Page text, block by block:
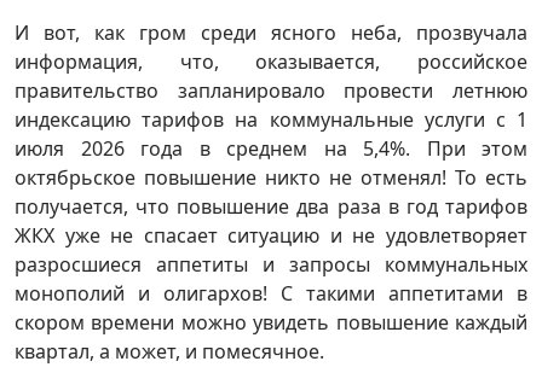
И вот, как гром среди ясного неба, прозвучала
информация, что, оказывается, российское
правительство запланировало провести летнюю
индексацию тарифов на коммунальные услуги с 1
июля 2026 года в среднем на 5,4%. При этом
октябрьское повышение никто не отменял! То есть
получается, что повышение два раза в год тарифов
ЖКХ уже не спасает ситуацию и не удовлетворяет
разросшиеся аппетиты и запросы коммунальных
монополий и олигархов! С такими аппетитами в
скором времени можно увидеть повышение каждый
квартал, а может, и помесячное.